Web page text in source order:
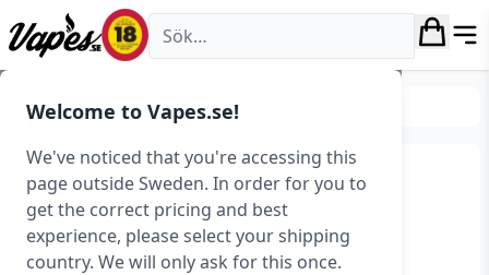
Welcome to Vapes.se!
We've noticed that you're accessing this
page outside Sweden. In order for you to
get the correct pricing and best
experience, please select your shipping
country. We will only ask for this once.
Vapes.se
E-juice E-juice varumärken
Seriously Pod Fill – Cool
Mint (100 ml, Shortfill)
Art.nr: 42526